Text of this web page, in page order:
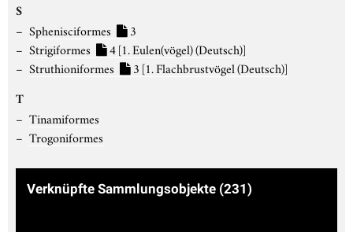
S
Sphenisciformes
3
Strigiformes
4[1. Eulen(vögel) (Deutsch)]
Struthioniformes
3 [1. Flachbrustvögel (Deutsch)]
T
Tinamiformes
Trogoniformes
Verknüpfte Sammlungsobjekte (231)